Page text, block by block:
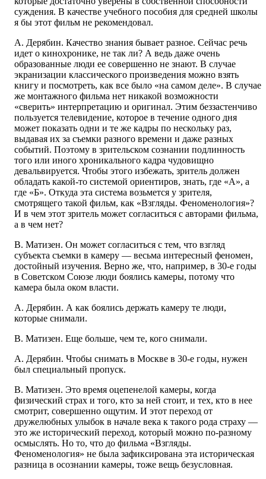
суждения. В качестве учебного пособия для средней школы
я бы этот фильм не рекомендовал.
А. Дерябин. Качество знания бывает разное. Сейчас речь
идет о кинохронике, не так ли? А ведь даже очень
образованные люди ее совершенно не знают. В случае
экранизации классического произведения можно взять
книгу и посмотреть, как все было «на самом деле». В случае
же монтажного фильма нет никакой возможности
«сверить» интерпретацию и оригинал. Этим беззастенчиво
пользуется телевидение, которое в течение одного дня
может показать одни и те же кадры по нескольку раз,
выдавая их за съемки разного времени и даже разных
событий. Поэтому в зрительском сознании подлинность
того или иного хроникального кадра чудовищно
девальвируется. Чтобы этого избежать, зритель должен
обладать какой-то системой ориентиров, знать, где «А», а
где «Б». Откуда эта система возьмется у зрителя,
смотрящего такой фильм, как «Взгляды. Феноменология»?
И в чем этот зритель может согласиться с авторами фильма,
а в чем нет?
В. Матизен. Он может согласиться с тем, что взгляд
субъекта съемки в камеру — весьма интересный феномен,
достойный изучения. Верно же, что, например, в 30-е годы
в Советском Союзе люди боялись камеры, потому что
камера была оком власти.
А. Дерябин. А как боялись держать камеру те люди,
которые снимали.
В. Матизен. Еще больше, чем те, кого снимали.
А. Дерябин. Чтобы снимать в Москве в 30-е годы, нужен
был специальный пропуск.
В. Матизен. Это время оцепенелой камеры, когда
физический страх и того, кто за ней стоит, и тех, кто в нее
смотрит, совершенно ощутим. И этот переход от
дружелюбных улыбок в начале века к такого рода страху —
это же исторический переход, который можно по-разному
осмыслять. Но то, что до фильма «Взгляды.
Феноменология» не была зафиксирована эта историческая
разница в осознании камеры, тоже вещь безусловная.